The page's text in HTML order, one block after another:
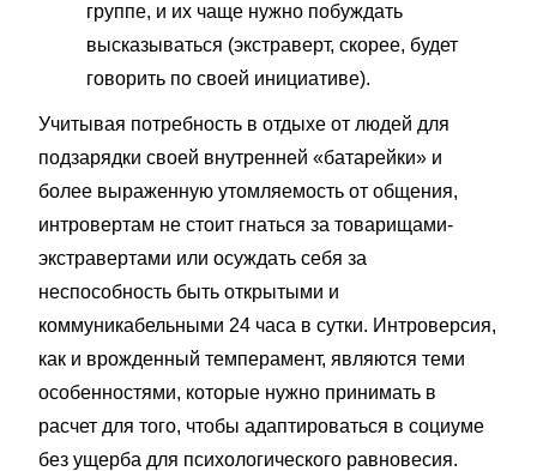
группе, и их чаще нужно побуждать
высказываться (экстраверт, скорее, будет
говорить по своей инициативе).
Учитывая потребность в отдыхе от людей для
подзарядки своей внутренней «батарейки» и
более выраженную утомляемость от общения,
интровертам не стоит гнаться за товарищами-
экстравертами или осуждать себя за
неспособность быть открытыми и
коммуникабельными 24 часа в сутки. Интроверсия,
как и врожденный темперамент, являются теми
особенностями, которые нужно принимать в
расчет для того, чтобы адаптироваться в социуме
без ущерба для психологического равновесия.